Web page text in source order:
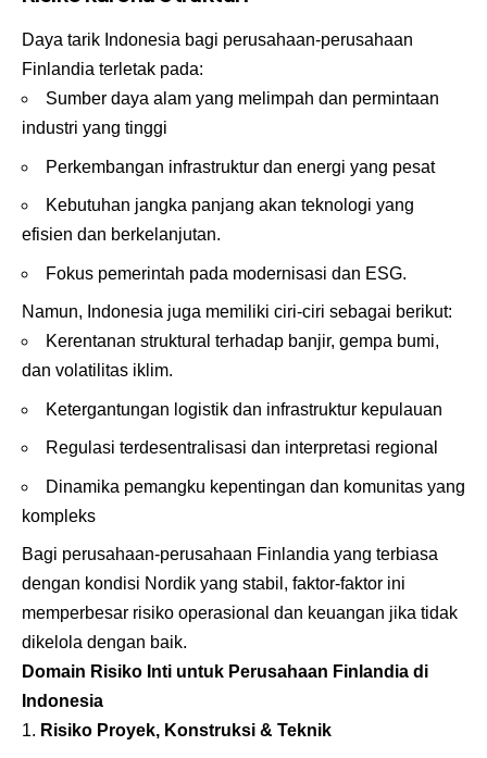
Daya tarik Indonesia bagi perusahaan-perusahaan
Finlandia terletak pada:
Sumber daya alam yang melimpah dan permintaan
industri yang tinggi
Perkembangan infrastruktur dan energi yang pesat
Kebutuhan jangka panjang akan teknologi yang
efisien dan berkelanjutan.
Fokus pemerintah pada modernisasi dan ESG.
Namun, Indonesia juga memiliki ciri-ciri sebagai berikut:
Kerentanan struktural terhadap banjir, gempa bumi,
dan volatilitas iklim.
Ketergantungan logistik dan infrastruktur kepulauan
Regulasi terdesentralisasi dan interpretasi regional
Dinamika pemangku kepentingan dan komunitas yang
kompleks
Bagi perusahaan-perusahaan Finlandia yang terbiasa
dengan kondisi Nordik yang stabil, faktor-faktor ini
memperbesar risiko operasional dan keuangan jika tidak
dikelola dengan baik.
Domain Risiko Inti untuk Perusahaan Finlandia di
Indonesia
Risiko Proyek, Konstruksi & Teknik